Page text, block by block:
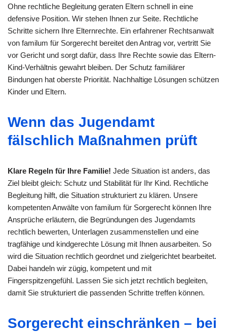
Ohne rechtliche Begleitung geraten Eltern schnell in eine
defensive Position. Wir stehen Ihnen zur Seite. Rechtliche
Schritte sichern Ihre Elternrechte. Ein erfahrener Rechtsanwalt
von familum für Sorgerecht bereitet den Antrag vor, vertritt Sie
vor Gericht und sorgt dafür, dass Ihre Rechte sowie das Eltern-
Kind-Verhältnis gewahrt bleiben. Der Schutz familiärer
Bindungen hat oberste Priorität. Nachhaltige Lösungen schützen
Kinder und Eltern.
Wenn das Jugendamt
fälschlich Maßnahmen prüft
Klare Regeln für Ihre Familie! Jede Situation ist anders, das
Ziel bleibt gleich: Schutz und Stabilität für Ihr Kind. Rechtliche
Begleitung hilft, die Situation strukturiert zu klären. Unsere
kompetenten Anwälte von familum für Sorgerecht können Ihre
Ansprüche erläutern, die Begründungen des Jugendamts
rechtlich bewerten, Unterlagen zusammenstellen und eine
tragfähige und kindgerechte Lösung mit Ihnen ausarbeiten. So
wird die Situation rechtlich geordnet und zielgerichtet bearbeitet.
Dabei handeln wir zügig, kompetent und mit
Fingerspitzengefühl. Lassen Sie sich jetzt rechtlich begleiten,
damit Sie strukturiert die passenden Schritte treffen können.
Sorgerecht einschränken – bei